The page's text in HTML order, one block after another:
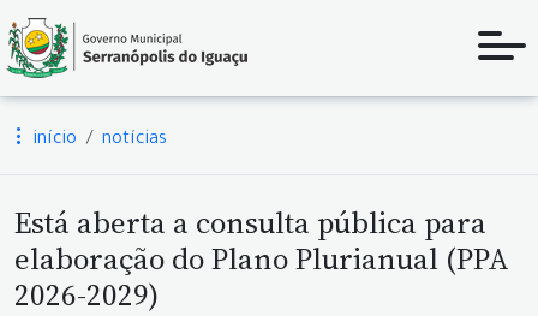
início notícias
Está aberta a consulta pública para
elaboração do Plano Plurianual (PPA
2026-2029)